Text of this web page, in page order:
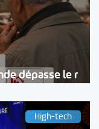
dépasse le r
High-tech